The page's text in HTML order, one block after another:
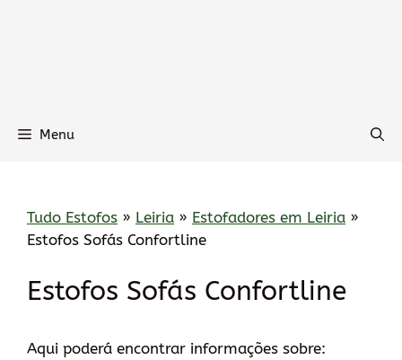
Menu
Tudo Estofos » Leiria » Estofadores em Leiria »
Estofos Sofás Confortline
Estofos Sofás Confortline
Aqui poderá encontrar informações sobre: